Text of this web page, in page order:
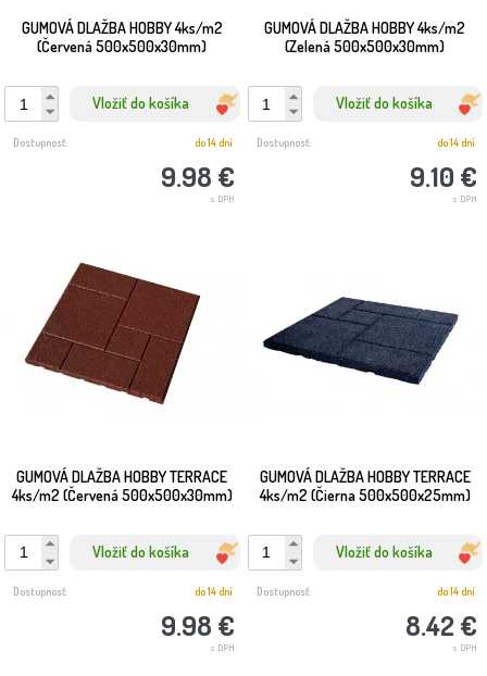
GUMOVÁ DLAŽBA HOBBY 4ks/m2
(Červená 500x500x30mm)
Vložiť do košíka
9.98 €
s DPH
Dostupnosť: do 14 dní
GUMOVÁ DLAŽBA HOBBY 4ks/m2
(Zelená 500x500x30mm)
Vložiť do košíka
9.10 €
s DPH
Dostupnosť: do 14 dní
GUMOVÁ DLAŽBA HOBBY TERRACE
4ks/m2 (Červená 500x500x30mm)
Vložiť do košíka
9.98 €
s DPH
Dostupnosť: do 14 dní
GUMOVÁ DLAŽBA HOBBY TERRACE
4ks/m2 (Čierna 500x500x25mm)
Vložiť do košíka
8.42 €
s DPH
Dostupnosť: do 14 dní